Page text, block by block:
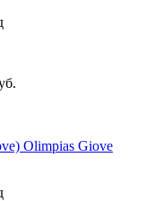
Olimpias Giove